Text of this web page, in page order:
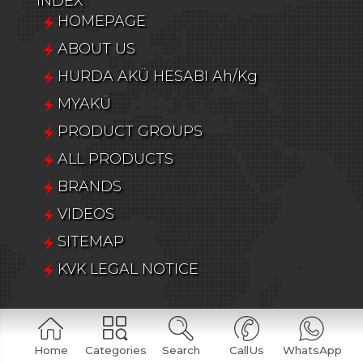
Home Categories Search CallUs WhatsApp
HOMEPAGE
ABOUT US
HURDA AKÜ HESABI Ah/Kg
MYAKÜ
PRODUCT GROUPS
ALL PRODUCTS
BRANDS
VIDEOS
SITEMAP
KVK LEGAL NOTICE
PRODUCT GROUPS
Araç Aküleri